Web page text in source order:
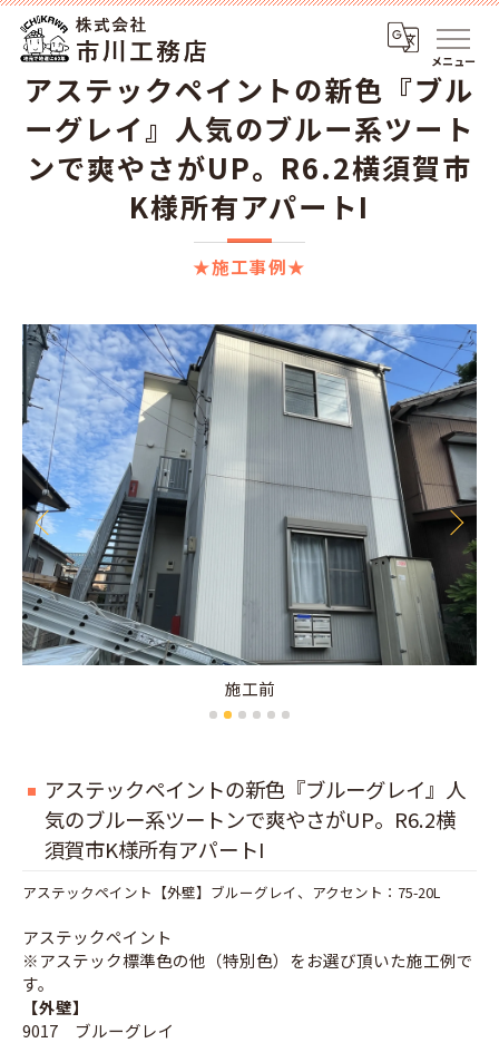
メニュー
★施工事例★
アステックペイントの新色『ブル
ーグレイ』人気のブルー系ツート
ンで爽やさがUP。R6.2横須賀市
K様所有アパートI
施工前
アステックペイントの新色『ブルーグレイ』人
気のブルー系ツートンで爽やさがUP。R6.2横
須賀市K様所有アパートI
アステックペイント【外壁】ブルーグレイ、アクセント：75-20L
アステックペイント
※アステック標準色の他（特別色）をお選び頂いた施工例で
す。
【外壁】
9017 ブルーグレイ